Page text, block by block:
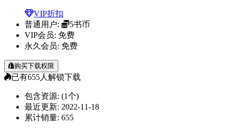
VIP折扣
普通用户:
5书币
VIP会员: 免费
永久会员: 免费
购买下载权限
已有655人解锁下载
包含资源: (1个)
最近更新: 2022-11-18
累计销量: 655